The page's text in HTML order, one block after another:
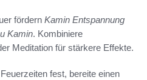
fördern Kamin Entspannung
Kamin. Kombiniere
Meditation für stärkere Effekte.
fest, bereite einen